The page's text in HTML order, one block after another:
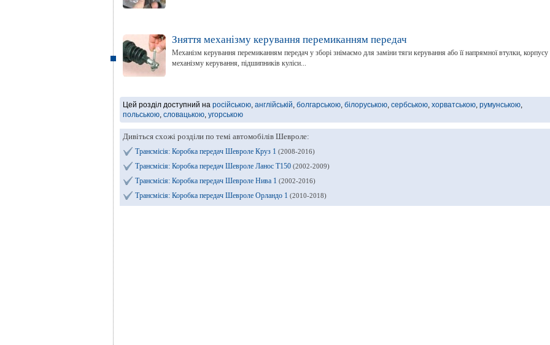
Зняття механізму керування перемиканням передач
Механізм керування перемиканням передач у зборі знімаємо для заміни тяги керування або її напрямної втулки, корпусу
механізму керування, підшипників куліси...
Цей розділ доступний на російською, англійській, болгарською, білоруською, сербською, хорватською, румунською,
польською, словацькою, угорською
Дивіться схожі розділи по темі автомобілів Шевроле:
Трансмісія: Коробка передач Шевроле Круз 1 (2008-2016)
Трансмісія: Коробка передач Шевроле Ланос Т150 (2002-2009)
Трансмісія: Коробка передач Шевроле Нива 1 (2002-2016)
Трансмісія: Коробка передач Шевроле Орландо 1 (2010-2018)